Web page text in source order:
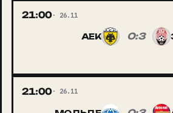
21:00 26.11
АЕК 0:3
21:00 26.11